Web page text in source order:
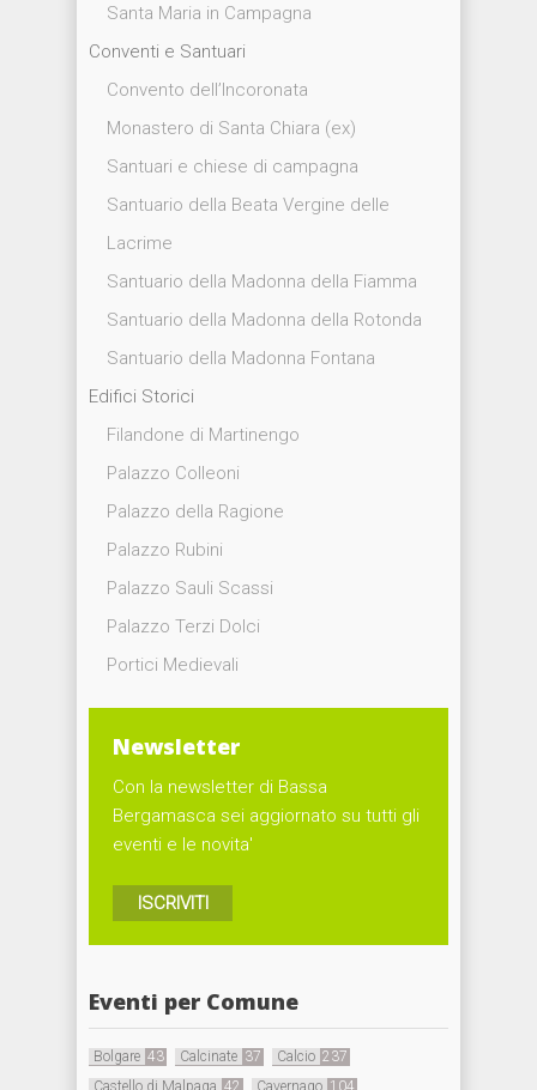
Santa Maria in Campagna
Conventi e Santuari
Convento dell’Incoronata
Monastero di Santa Chiara (ex)
Santuari e chiese di campagna
Santuario della Beata Vergine delle
Lacrime
Santuario della Madonna della Fiamma
Santuario della Madonna della Rotonda
Santuario della Madonna Fontana
Edifici Storici
Filandone di Martinengo
Palazzo Colleoni
Palazzo della Ragione
Palazzo Rubini
Palazzo Sauli Scassi
Palazzo Terzi Dolci
Portici Medievali
Newsletter
Con la newsletter di Bassa
Bergamasca sei aggiornato su tutti gli
eventi e le novita'
ISCRIVITI
Eventi per Comune
Bolgare 43 Calcinate 37 Calcio 237